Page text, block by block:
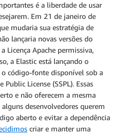
é a liberdade de usar
Em 21 de janeiro de
mudaria sua estratégia de
lançaria novas versões do
Licença Apache permissiva,
a Elastic está lançando o
o código-fonte disponível sob a
License (SSPL). Essas
e não oferecem a mesma
desenvolvedores querem
aberto e evitar a dependência
criar e manter uma